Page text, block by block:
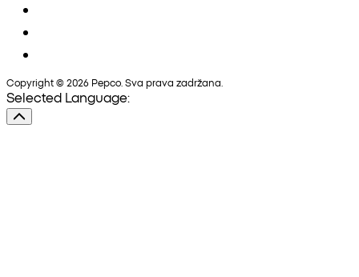
Copyright © 2026 Pepco. Sva prava zadržana.
Selected Language: